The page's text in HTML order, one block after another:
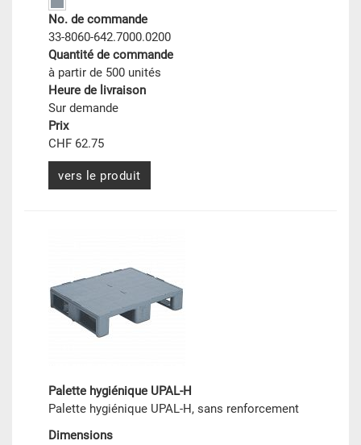
No. de commande
33-8060-642.7000.0200
Quantité de commande
à partir de 500 unités
Heure de livraison
Sur demande
Prix
CHF 62.75
vers le produit
Palette hygiénique UPAL-H
Palette hygiénique UPAL-H, sans renforcement
Dimensions